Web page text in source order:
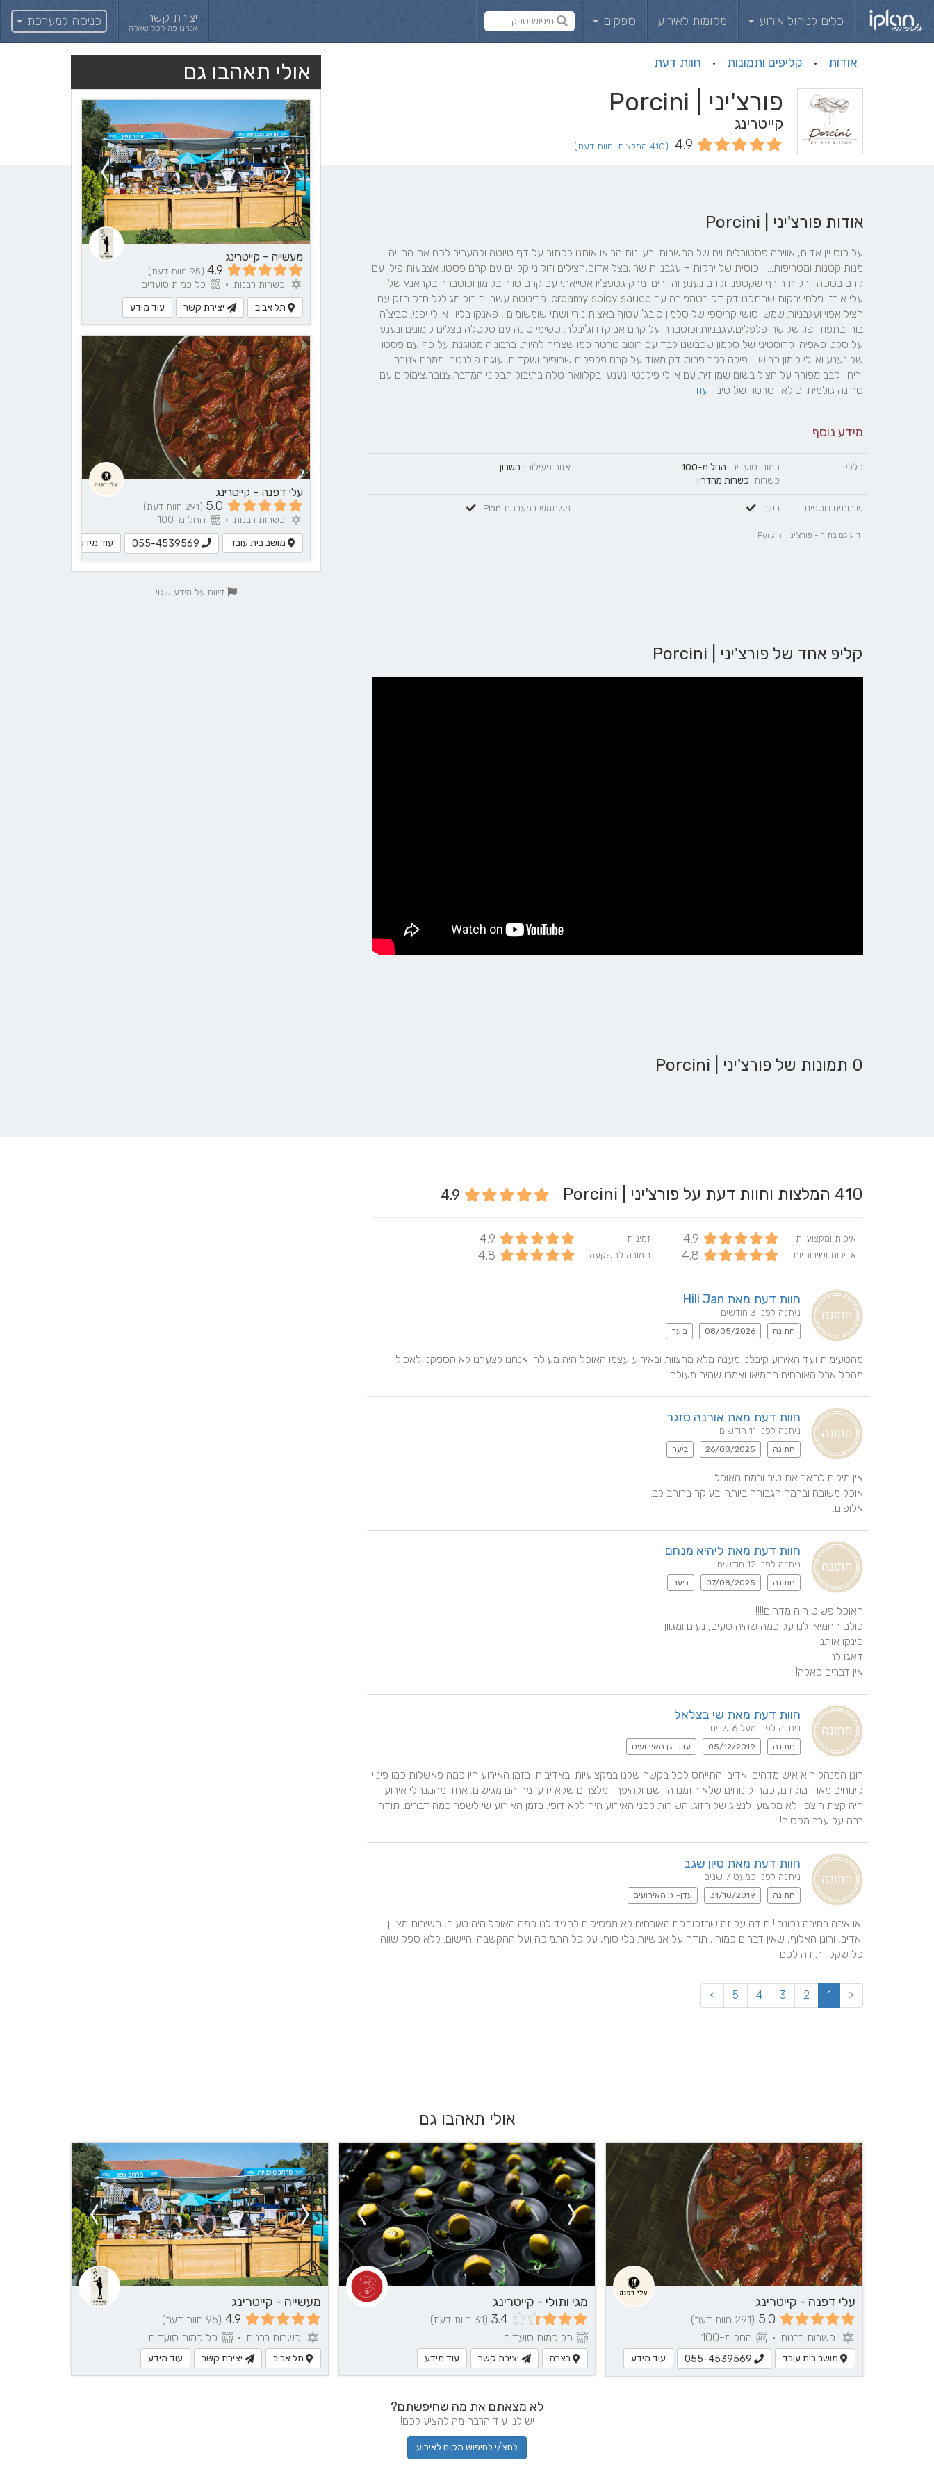
כלים לניהול אירוע מקומות לאירוע ספקים יצירת קשר
אנחנו פה לכל שאלה כניסה למערכת
אודות · קליפים ותמונות · חוות דעת אולי תאהבו גם
מעשייה - קייטרינג
4.9 (95 חוות דעת)
כשרות רבנות •
כל כמות סועדים
תל אביב
יצירת קשר עוד מידע
עלי דפנה - קייטרינג
5.0 (291 חוות דעת)
כשרות רבנות •
החל מ-100
מושב בית עובד
055-4539569 עוד מידע
דיווח על מידע שגוי
פורצ'יני | Porcini
קייטרינג
4.9 (410 המלצות וחוות דעת)
אודות פורצ'יני | Porcini
טחינה גולמית וסילאן. טרטר של סינ... עוד
מידע נוסף
כללי כמות סועדים: החל מ-100
כשרות: כשרות מהדרין
אזור פעילות: השרון
שירותים נוספים בשרי: משתמש במערכת iPlan:
ידוע גם בתור - פורצ'יני, Porcini
קליפ אחד של פורצ'יני | Porcini
0 תמונות של פורצ'יני | Porcini
410 המלצות וחוות דעת על פורצ'יני | Porcini 4.9
איכות ומקצועיות 4.9 זמינות 4.9
אדיבות ושירותיות 4.8 תמורה להשקעה 4.8
חוות דעת מאת Hili Jan
ניתנה לפני 3 חודשים
חתונה 08/05/2026 ביער
מהכל אבל האורחים החמיאו ואמרו שהיה מעולה.
חוות דעת מאת אורנה סזגר
ניתנה לפני 11 חודשים
חתונה 26/08/2025 ביער
אלופים.
חוות דעת מאת ליהיא מנחם
ניתנה לפני 12 חודשים
חתונה 07/08/2025 ביער
אין דברים כאלה!
חוות דעת מאת שי בצלאל
ניתנה לפני מעל 6 שנים
חתונה 05/12/2019 עדן- גן האירועים
רבה על ערב מקסים!
חוות דעת מאת סיון שגב
ניתנה לפני כמעט 7 שנים
חתונה 31/10/2019 עדן- גן האירועים
כל שקל.. תודה לכם
<
1
2
3
4
5
>
אולי תאהבו גם
עלי דפנה - קייטרינג
5.0 (291 חוות דעת)
כשרות רבנות • החל מ-100
מושב בית עובד 055-4539569 עוד מידע
מגי ותולי - קייטרינג
3.4 (31 חוות דעת)
כל כמות סועדים
בצרה יצירת קשר עוד מידע
מעשייה - קייטרינג
4.9 (95 חוות דעת)
כשרות רבנות • כל כמות סועדים
תל אביב יצירת קשר עוד מידע
לא מצאתם את מה שחיפשתם?
יש לנו עוד הרבה מה להציע לכם!
לחצ/י לחיפוש מקום לאירוע